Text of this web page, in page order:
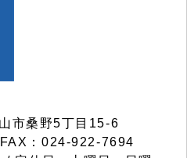
市桑野5丁目15-6
：024-922-7694